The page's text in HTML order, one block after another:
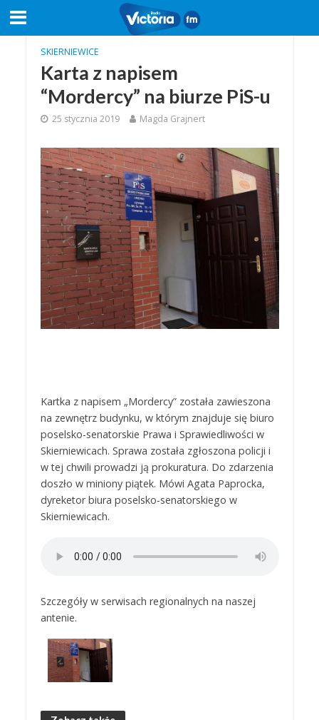
SKIERNIEWICE
Karta z napisem
“Mordercy” na biurze PiS-u
25 stycznia 2019 Magda Grajnert
Kartka z napisem „Mordercy” została zawieszona
na zewnętrz budynku, w którym znajduje się biuro
poselsko-senatorskie Prawa i Sprawiedliwości w
Skierniewicach. Sprawa została zgłoszona policji i
w tej chwili prowadzi ją prokuratura. Do zdarzenia
doszło w miniony piątek. Mówi Agata Paprocka,
dyreketor biura poselsko-senatorskiego w
Skierniewicach.
Szczegóły w serwisach regionalnych na naszej
antenie.